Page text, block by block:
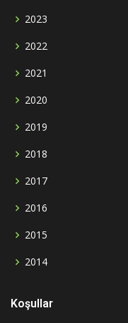
2023
2022
2021
2020
2019
2018
2017
2016
2015
2014
Koşullar